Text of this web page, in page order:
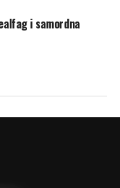
i samordna